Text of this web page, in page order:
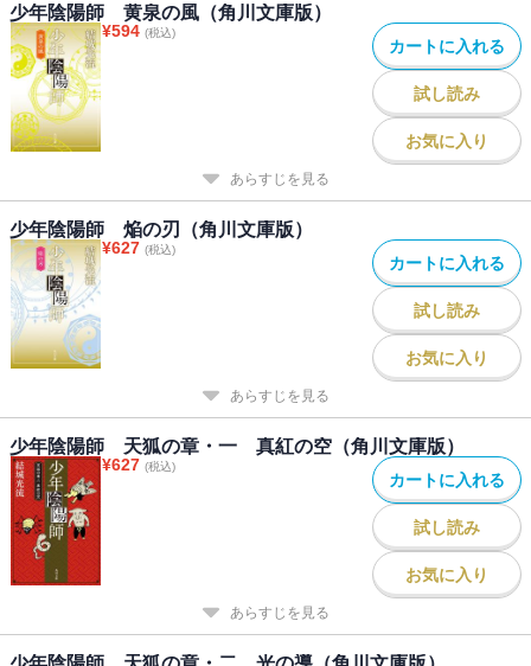
少年陰陽師 黄泉の風（角川文庫版）
¥594 (税込)
カートに入れる
試し読み
お気に入り
あらすじを見る
少年陰陽師 焔の刃（角川文庫版）
¥627 (税込)
カートに入れる
試し読み
お気に入り
あらすじを見る
少年陰陽師 天狐の章・一 真紅の空（角川文庫版）
¥627 (税込)
カートに入れる
試し読み
お気に入り
あらすじを見る